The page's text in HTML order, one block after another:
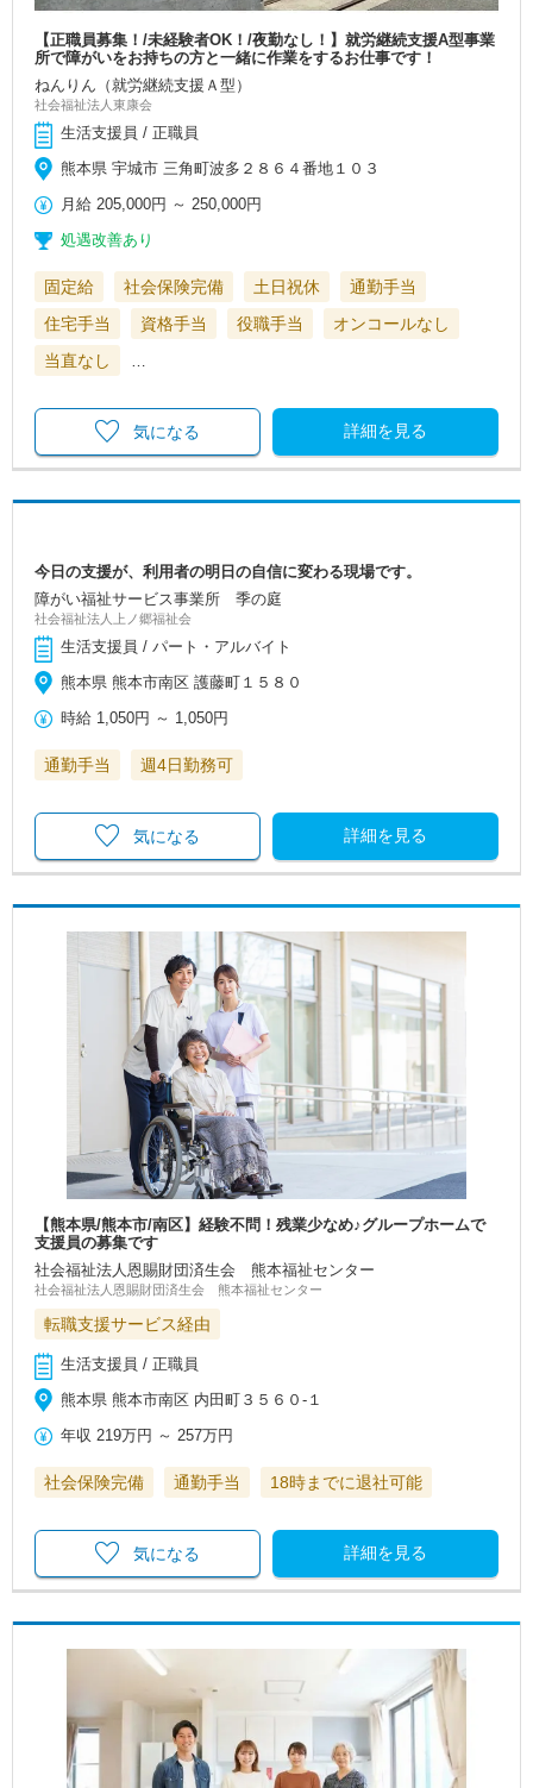
【正職員募集！/未経験者OK！/夜勤なし！】就労継続支援A型事業
所で障がいをお持ちの方と一緒に作業をするお仕事です！
ねんりん（就労継続支援Ａ型）
社会福祉法人東康会
生活支援員 / 正職員
熊本県 宇城市 三角町波多２８６４番地１０３
月給 205,000円 ～ 250,000円
処遇改善あり
固定給 社会保険完備 土日祝休
通勤手当
住宅手当
資格手当 役職手当
オンコールなし
当直なし
詳細を見る
気になる
今日の支援が、利用者の明日の自信に変わる現場です。
障がい福祉サービス事業所 季の庭
社会福祉法人上ノ郷福祉会
生活支援員 / パート・アルバイト
熊本県 熊本市南区 護藤町１５８０
時給 1,050円 ～ 1,050円
通勤手当 週4日勤務可
詳細を見る
気になる
【熊本県/熊本市/南区】経験不問！残業少なめ♪グループホームで
支援員の募集です
社会福祉法人恩賜財団済生会 熊本福祉センター
社会福祉法人恩賜財団済生会 熊本福祉センター
転職支援サービス経由
生活支援員 / 正職員
熊本県 熊本市南区 内田町３５６０-１
年収 219万円 ～257万円
社会保険完備 通勤手当 18時までに退社可能
詳細を見る
気になる